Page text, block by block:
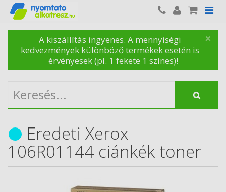
×
A kiszállítás ingyenes. A mennyiségi
kedvezmények különböző termékek esetén is
érvényesek (pl. 1 fekete 1 színes)!
Eredeti Xerox
106R01144 ciánkék toner